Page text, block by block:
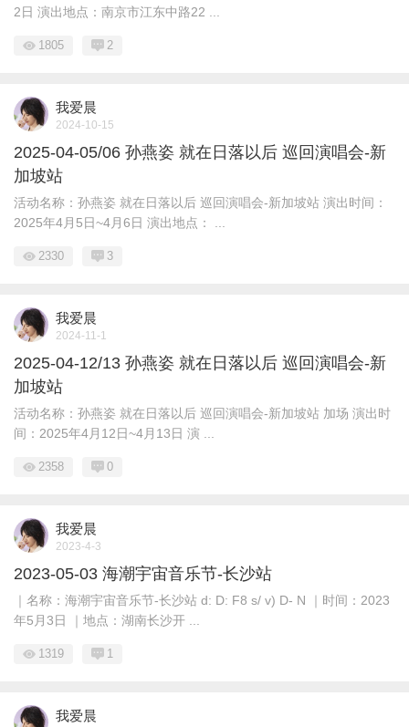
2日 演出地点：南京市江东中路22 ...
1805 2
我爱晨
2024-10-15
2025-04-05/06 孙燕姿 就在日落以后 巡回演唱会-新
加坡站
活动名称：孙燕姿 就在日落以后 巡回演唱会-新加坡站 演出时间：
2025年4月5日~4月6日 演出地点： ...
2330 3
我爱晨
2024-11-1
2025-04-12/13 孙燕姿 就在日落以后 巡回演唱会-新
加坡站
活动名称：孙燕姿 就在日落以后 巡回演唱会-新加坡站 加场 演出时
间：2025年4月12日~4月13日 演 ...
2358 0
我爱晨
2023-4-3
2023-05-03 海潮宇宙音乐节-长沙站
｜名称：海潮宇宙音乐节-长沙站 d: D: F8 s/ v) D- N ｜时间：2023
年5月3日 ｜地点：湖南长沙开 ...
1319 1
我爱晨